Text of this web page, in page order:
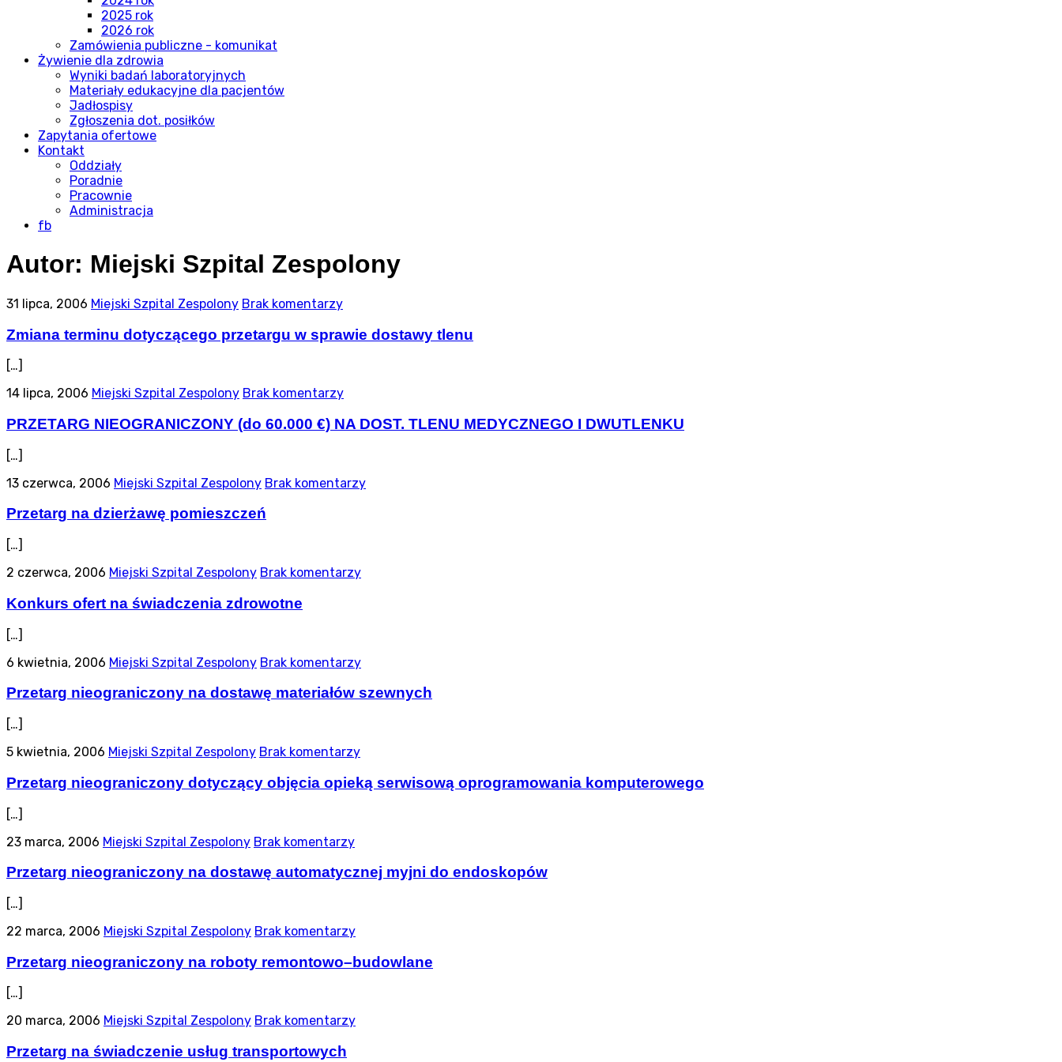
2025 rok
2026 rok
Zamówienia publiczne - komunikat
Żywienie dla zdrowia
Wyniki badań laboratoryjnych
Materiały edukacyjne dla pacjentów
Jadłospisy
Zgłoszenia dot. posiłków
Zapytania ofertowe
Kontakt
Oddziały
Poradnie
Pracownie
Administracja
fb
Autor: Miejski Szpital Zespolony
31 lipca, 2006 Miejski Szpital Zespolony Brak komentarzy
Zmiana terminu dotyczącego przetargu w sprawie dostawy tlenu
[…]
14 lipca, 2006 Miejski Szpital Zespolony Brak komentarzy
PRZETARG NIEOGRANICZONY (do 60.000 €) NA DOST. TLENU MEDYCZNEGO I DWUTLENKU
[…]
13 czerwca, 2006 Miejski Szpital Zespolony Brak komentarzy
Przetarg na dzierżawę pomieszczeń
[…]
2 czerwca, 2006 Miejski Szpital Zespolony Brak komentarzy
Konkurs ofert na świadczenia zdrowotne
[…]
6 kwietnia, 2006 Miejski Szpital Zespolony Brak komentarzy
Przetarg nieograniczony na dostawę materiałów szewnych
[…]
5 kwietnia, 2006 Miejski Szpital Zespolony Brak komentarzy
Przetarg nieograniczony dotyczący objęcia opieką serwisową oprogramowania komputerowego
[…]
23 marca, 2006 Miejski Szpital Zespolony Brak komentarzy
Przetarg nieograniczony na dostawę automatycznej myjni do endoskopów
[…]
22 marca, 2006 Miejski Szpital Zespolony Brak komentarzy
Przetarg nieograniczony na roboty remontowo–budowlane
[…]
20 marca, 2006 Miejski Szpital Zespolony Brak komentarzy
Przetarg na świadczenie usług transportowych